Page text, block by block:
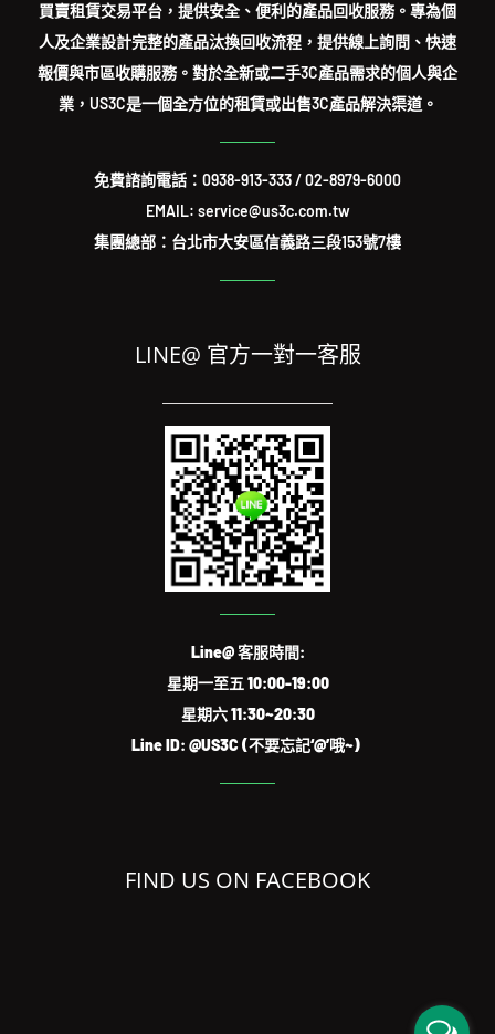
買賣租賃交易平台，提供安全、便利的產品回收服務。專為個
人及企業設計完整的產品汰換回收流程，提供線上詢問、快速
報價與市區收購服務。對於全新或二手3C產品需求的個人與企
業，US3C是一個全方位的租賃或出售3C產品解決渠道。
免費諮詢電話： 0938-913-333/02-8979-6000
EMAIL: service@us3c.com.tw
集團總部：台北市大安區信義路三段153號7樓
LINE@ 官方一對一客服
Line@ 客服時間:
星期一至五 10:00-19:00
星期六 11:30~20:30
Line ID: @US3C (不要忘記‘@’哦~)
FIND US ON FACEBOOK